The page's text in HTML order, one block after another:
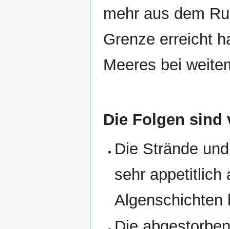
mehr aus dem
Grenze erreicht
Meeres bei
Die Folgen sind
Die Strände
sehr appetitlich
Algenschichten